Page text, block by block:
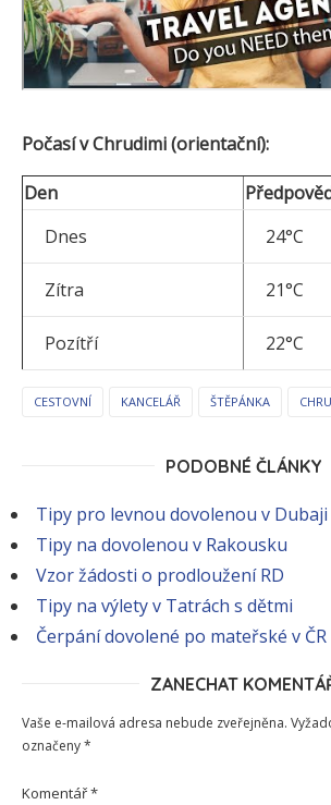
Počasí v Chrudimi (orientační):
Den
Dnes
24°C
Zítra 21°C
Pozítří 22°C
CESTOVNÍ KANCELÁŘ ŠTĚPÁNKA
PODOBNÉ ČLÁNKY
Tipy pro levnou dovolenou v Dubaji
Tipy na dovolenou v Rakousku
Vzor žádosti o prodloužení RD
Tipy na výlety v Tatrách s dětmi
Čerpání dovolené po mateřské v ČR
ZANECHAT
Vaše e-mailová adresa nebude zveřejněna.
označeny*
Komentář*